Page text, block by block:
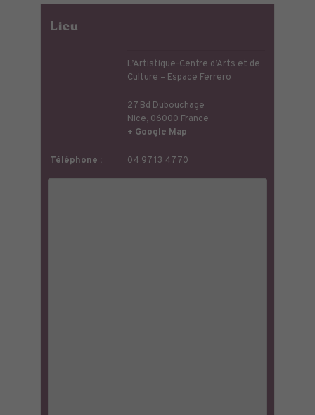
Lieu
L’Artistique-Centre d’Arts et de
Culture – Espace Ferrero
27 Bd Dubouchage
Nice, 06000 France
+ Google Map
Téléphone : 04 97 13 47 70